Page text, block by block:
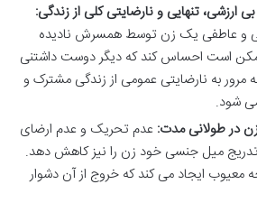
تنهایی و نارضایتی کلی از زندگی:
و عاطفی یک زن توسط همسرش نادیده
است احساس کند که دیگر دوست داشتنی
به نارضایتی عمومی از زندگی مشترک و
شود.
در طولانی مدت: عدم تحریک و عدم ارضای
تدریج میل جنسی خود زن را نیز کاهش دهد.
معیوب ایجاد می کند که خروج از آن دشوار